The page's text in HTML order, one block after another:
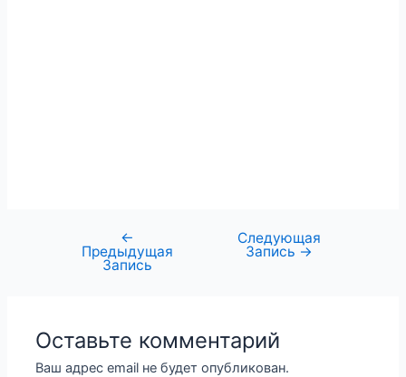
←
Предыдущая
Запись
Следующая
Запись →
Оставьте комментарий
Ваш адрес email не будет опубликован.